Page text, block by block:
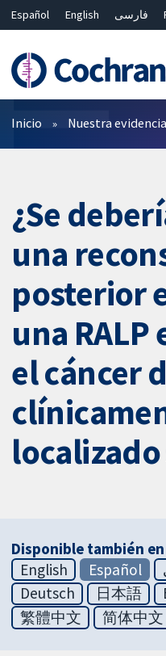
Español English فارسی
Bahasa Malaysia
ไทย 繁體
Filtros
Inicio Nuestra evidencia
¿Se
una
posterior
una RALP
el cáncer
localizado
Disponible también en
English
Español
Deutsch
日本語
繁體中文
简体中文